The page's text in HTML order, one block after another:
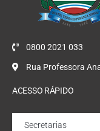
0800 2021 033
Rua Professora
ACESSO RÁPIDO
Secretarias